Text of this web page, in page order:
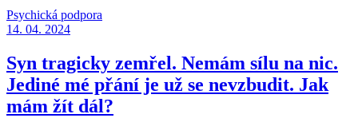
Psychická podpora
14. 04. 2024
Syn tragicky zemřel. Nemám sílu na nic.
Jediné mé přání je už se nevzbudit. Jak
mám žít dál?